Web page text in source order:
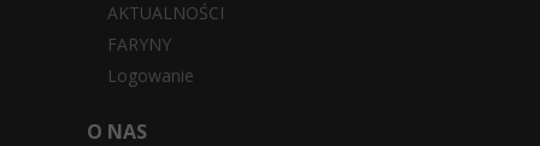
O NAS
AKTUALNOŚCI
FARYNY
Logowanie